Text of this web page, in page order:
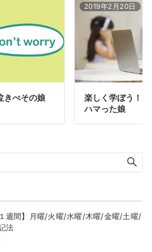
きべその娘
2019年2月20日
楽しく学ぼう！
ハマった娘
１週間】月曜/火曜/水曜/木曜/金曜/土曜/
法